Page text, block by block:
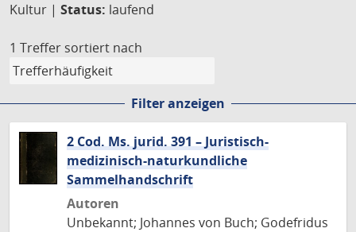
Kultur | Status: laufend
1 Treffer sortiert nach
Filter anzeigen
2 Cod. Ms. jurid. 391 – Juristisch-
medizinisch-naturkundliche
Sammelhandschrift
Autoren
Unbekannt; Johannes von Buch; Godefridus